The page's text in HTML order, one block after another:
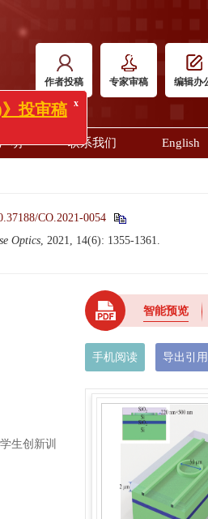
作者投稿 专家审稿 编辑办
明 联系我们 English
CO.2021-0054
Optics, 2021, 14(6): 1355-1361.
生创新训
智能预览
手机阅读 导出引用